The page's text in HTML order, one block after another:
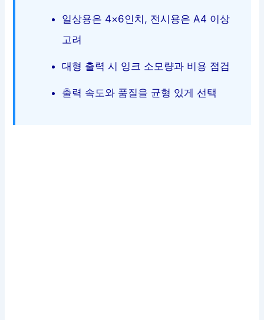
일상용은 4×6인치, 전시용은 A4 이상
고려
대형 출력 시 잉크 소모량과 비용 점검
출력 속도와 품질을 균형 있게 선택